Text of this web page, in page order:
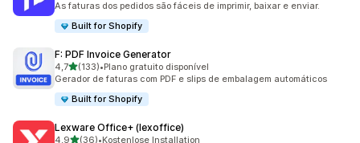
As faturas dos pedidos são fáceis de imprimir, baixar e enviar.
Built for Shopify
F: PDF Invoice Generator
4,7de 5 estrelas
(133)
133 avaliações ao todo
•Plano gratuito disponível
Gerador de faturas com PDF e slips de embalagem automáticos
Built for Shopify
Lexware Office+ (lexoffice)
4,9de 5 estrelas
(36)•Kostenlose Installation